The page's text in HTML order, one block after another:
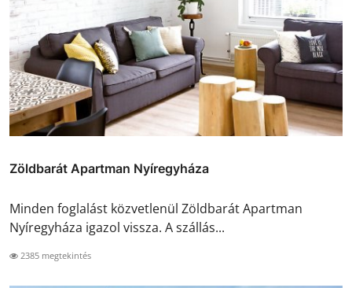
Zöldbarát Apartman Nyíregyháza
Minden foglalást közvetlenül Zöldbarát Apartman
Nyíregyháza igazol vissza. A szállás...
2385 megtekintés